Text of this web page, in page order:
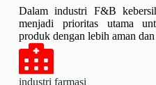
Dalam industri F&B
menjadi prioritas utama
produk dengan lebih aman
industri farmasi